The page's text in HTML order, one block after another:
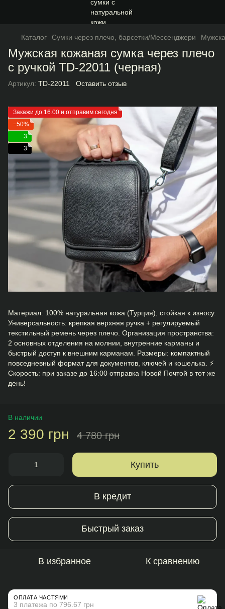
Каталог Сумки через плечо, барсетки/Мессенджери
Мужская кожаная сумка через плечо
с ручкой TD-22011 (черная)
Артикул: TD-22011 Оставить отзыв
Закажи до 16.00 и отправим сегодня
−50%
3
3
Материал: 100% натуральная кожа (Турция), стойкая к износу.
Универсальность: крепкая верхняя ручка + регулируемый
текстильный ремень через плечо. Организация пространства:
2 основных отделения на молнии, внутренние карманы и
быстрый доступ к внешним карманам. Размеры: компактный
повседневный формат для документов, ключей и кошелька. ⚡
Скорость: при заказе до 16:00 отправка Новой Почтой в тот же
день!
В наличии
2 390 грн 4 780 грн
Купить
В кредит
Быстрый заказ
В избранное К сравнению
ОПЛАТА ЧАСТЯМИ
3 платежа по 796.67 грн